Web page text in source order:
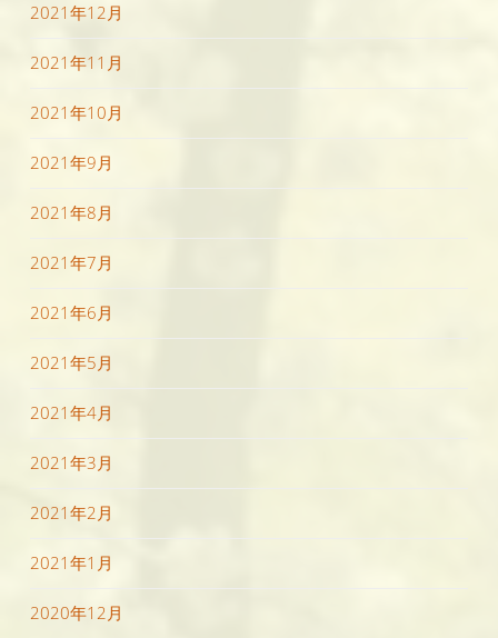
2021年12月
2021年11月
2021年10月
2021年9月
2021年8月
2021年7月
2021年6月
2021年5月
2021年4月
2021年3月
2021年2月
2021年1月
2020年12月